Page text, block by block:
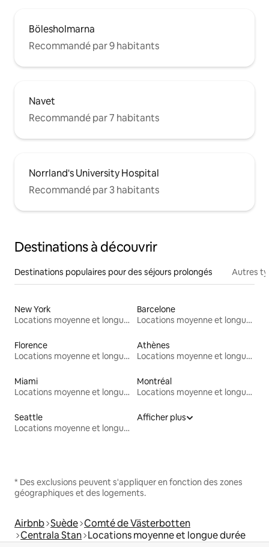
Bölesholmarna
Recommandé par 9 habitants
Navet
Recommandé par 7 habitants
Norrland's University Hospital
Recommandé par 3 habitants
Destinations à découvrir
Destinations populaires pour des séjours prolongés Autres
New York
Locations moyenne et longue durée
Barcelone
Locations moyenne et longue durée
Florence
Locations moyenne et longue durée
Athènes
Locations moyenne et longue durée
Miami
Locations moyenne et longue durée
Montréal
Locations moyenne et longue durée
Seattle
Locations moyenne et longue durée
Afficher plus
* Des exclusions peuvent s'appliquer en fonction des zones
géographiques et des logements.
Airbnb Suède Comté de Västerbotten
Centrala Stan Locations moyenne et longue durée